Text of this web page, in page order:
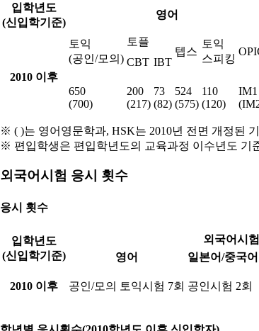
입학년도
(신입학기준)
영어
2010 이후
토익
(공인/모의)
토플
텝스
토익
스피킹
CBT IBT
650
(700)
200
(217)
73
(82)
524
(575)
110
(120)
IM1
※ ( )는 영어영문학과, HSK는 2010년 전면 개정된
※ 편입학생은 편입학년도의 교육과정 이수년도 기
외국어시험 응시 횟수
응시 횟수
입학년도
(신입학기준)
외국어시
영어
일본어/중국어
2010 이후 공인/모의 토익시험 7회 공인시험 2회